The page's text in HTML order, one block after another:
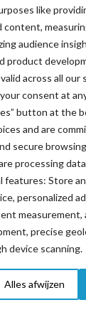
like
content,
audience
product
across all our
consent at
button at the
and are
secure
processing
features: Store
personalized
measurement,
precise
device scanning.
Alles afwijzen
Stro in box
met stro
gebeld